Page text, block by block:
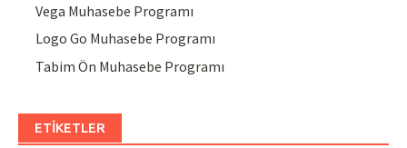
Vega Muhasebe Programı
Logo Go Muhasebe Programı
Tabim Ön Muhasebe Programı
ETIKETLER